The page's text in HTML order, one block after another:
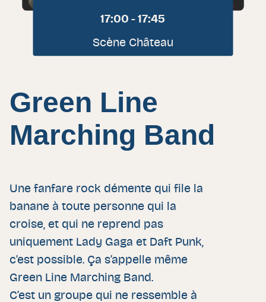
17:00 - 17:45
Scène Château
Green Line
Marching Band
Une fanfare rock démente qui file la
banane à toute personne qui la
croise, et qui ne reprend pas
uniquement Lady Gaga et Daft Punk,
c’est possible. Ça s’appelle même
Green Line Marching Band.
C’est un groupe qui ne ressemble à